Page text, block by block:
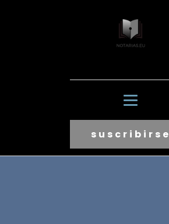
suscribirse